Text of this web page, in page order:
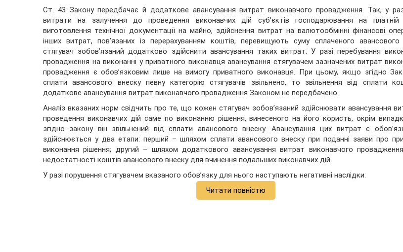
Ст. 43 Закону передбачає й додаткове авансування витрат виконавчого провадження. Так, у
витрати на залучення до проведення виконавчих дій суб’єктів господарювання на платній
виготовлення технічної документації на майно, здійснення витрат на валютообмінні фінансові
інших витрат, пов’язаних із перерахуванням коштів, перевищують суму сплаченого авансового
стягувач зобов’язаний додатково здійснити авансування таких витрат. У разі перебування
провадження на виконанні у приватного виконавця авансування стягувачем зазначених витрат
провадження є обов’язковим лише на вимогу приватного виконавця. При цьому, якщо згідно
сплати авансового внеску певну категорію стягувачів звільнено, то звільнення від сплати
додаткове авансування витрат виконавчого провадження Законом не передбачено.
Аналіз вказаних норм свідчить про те, що кожен стягувач зобов’язаний здійснювати авансування
проведення виконавчих дій саме по виконанню рішення, винесеного на його користь, окрім
згідно закону він звільнений від сплати авансового внеску. Авансування цих витрат є
здійснюється у два етапи: перший – шляхом сплати авансового внеску при поданні заяви про
виконання рішення; другий – шляхом додаткового авансування витрат виконавчого
недостатності коштів авансового внеску для вчинення подальших виконавчих дій.
У разі порушення стягувачем вказаного обов’язку для нього наступають негативні наслідки:
Читати повністю